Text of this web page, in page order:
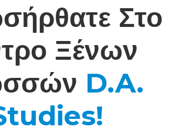
Στο
Ξένων
D.A.